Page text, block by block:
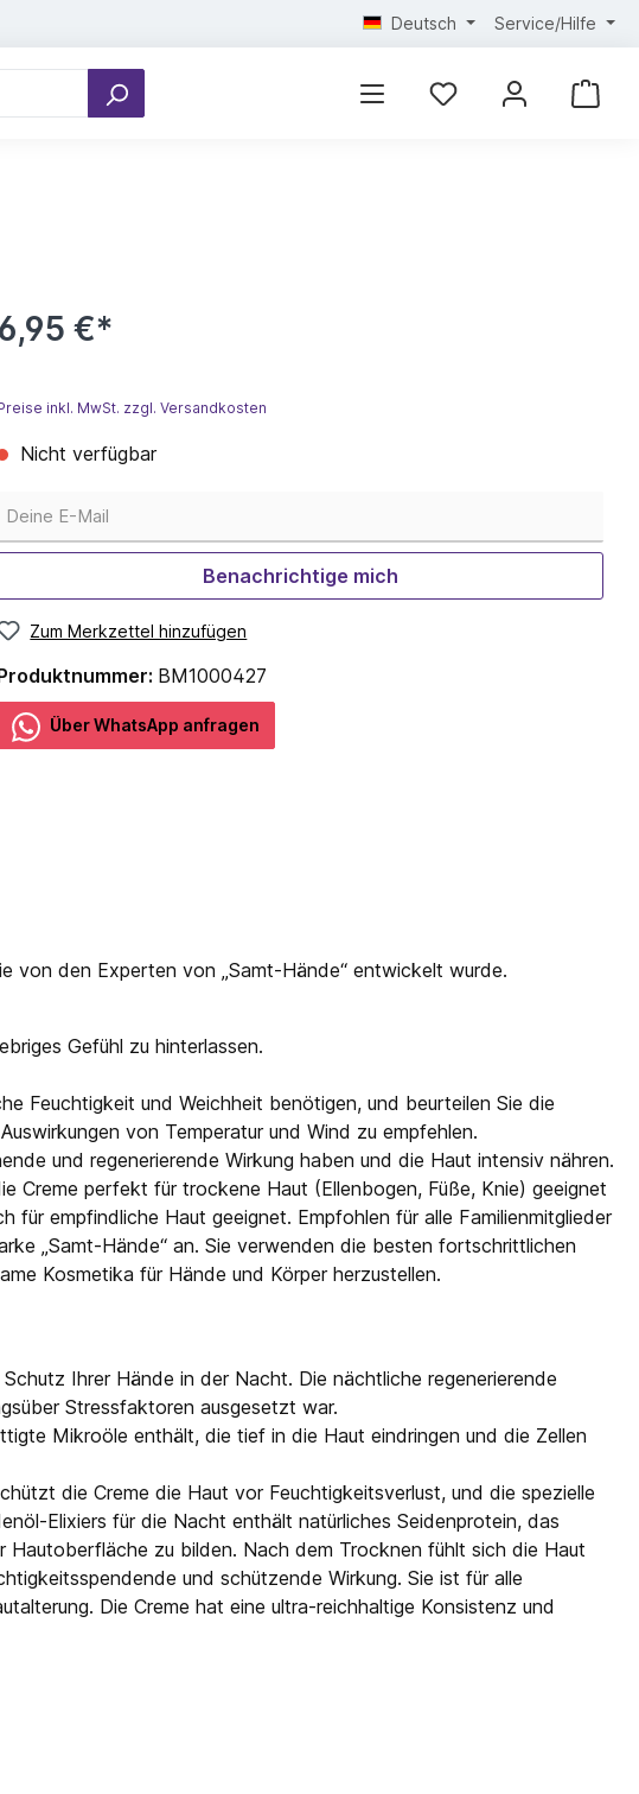
Deutsch Service/Hilfe
6,95 €*
inkl. MwSt. zzgl. Versandkosten
Nicht verfügbar
Benachrichtige mich
Zum Merkzettel hinzufügen
BM1000427
Über WhatѕApp anfragеn
von den Experten von „Samt-Hände“ entwickelt wurde.
Gefühl zu hinterlassen.
Feuchtigkeit und Weichheit benötigen, und beurteilen Sie die
von Temperatur und Wind zu empfehlen.
und regenerierende Wirkung haben und die Haut intensiv nähren.
Creme perfekt für trockene Haut (Ellenbogen, Füße, Knie) geeignet
empfindliche Haut geeignet. Empfohlen für alle Familienmitglieder
„Samt-Hände“ an. Sie verwenden die besten fortschrittlichen
Kosmetika für Hände und Körper herzustellen.
Ihrer Hände in der Nacht. Die nächtliche regenerierende
Stressfaktoren ausgesetzt war.
Mikroöle enthält, die tief in die Haut eindringen und die Zellen
die Creme die Haut vor Feuchtigkeitsverlust, und die spezielle
Elixiers für die Nacht enthält natürliches Seidenprotein, das
zu bilden. Nach dem Trocknen fühlt sich die Haut
und schützende Wirkung. Sie ist für alle
Die Creme hat eine ultra-reichhaltige Konsistenz und